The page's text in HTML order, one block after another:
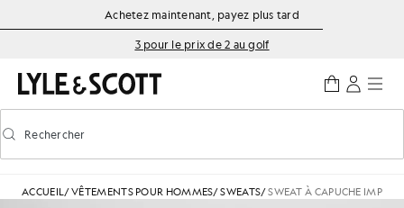
Aller directement au contenu principal
Informations sur l'accessibilité
Achetez maintenant, payez plus tard
3 pour le prix de 2 au golf
Activer/désactiver la recherche prédictive
Rechercher
ACCUEIL/VÊTEMENTS POUR HOMMES/SWEATS/SWEAT À CAPUCHE